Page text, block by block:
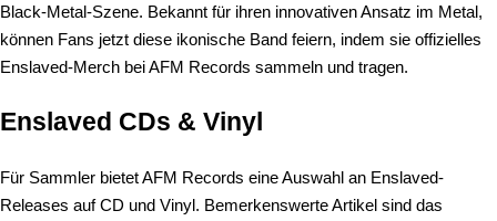
Black-Metal-Szene. Bekannt für ihren innovativen Ansatz im Metal,
können Fans jetzt diese ikonische Band feiern, indem sie offizielles
Enslaved-Merch bei AFM Records sammeln und tragen.
Enslaved CDs & Vinyl
Für Sammler bietet AFM Records eine Auswahl an Enslaved-
Releases auf CD und Vinyl. Bemerkenswerte Artikel sind das